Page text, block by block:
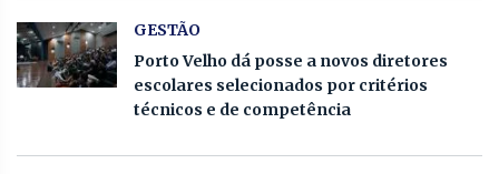
GESTÃO
Porto Velho dá posse a novos diretores
escolares selecionados por critérios
técnicos e de competência